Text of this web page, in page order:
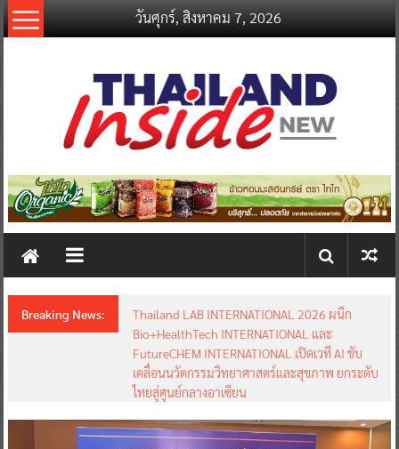
Skip
to
วันศุกร์, สิงหาคม 7, 2026
thailandinsidenew.com
Thailand
New
Breaking News:
Thailand LAB INTERNATIONAL 2026 ผนึก
Bio+HealthTech INTERNATIONAL และ
FutureCHEM INTERNATIONAL เปิดเวที AI ขับ
เคลื่อนนวัตกรรมวิทยาศาสตร์และสุขภาพ ยกระดับ
ไทยสู่ศูนย์กลางอาเซียน